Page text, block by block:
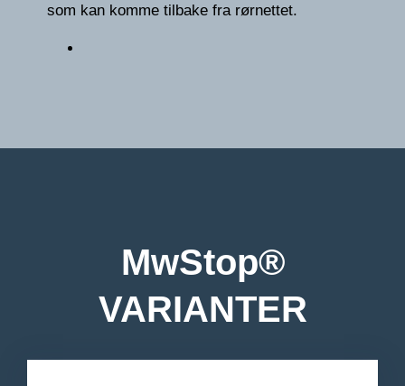
som kan komme tilbake fra rørnettet.
MwStop®
VARIANTER